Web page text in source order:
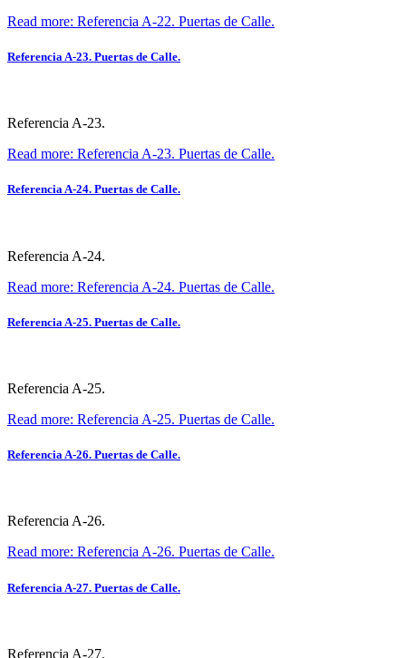
Read more: Referencia A-22. Puertas de Calle.
Referencia A-23. Puertas de Calle.
Referencia A-23.
Read more: Referencia A-23. Puertas de Calle.
Referencia A-24. Puertas de Calle.
Referencia A-24.
Read more: Referencia A-24. Puertas de Calle.
Referencia A-25. Puertas de Calle.
Referencia A-25.
Read more: Referencia A-25. Puertas de Calle.
Referencia A-26. Puertas de Calle.
Referencia A-26.
Read more: Referencia A-26. Puertas de Calle.
Referencia A-27. Puertas de Calle.
Referencia A-27.